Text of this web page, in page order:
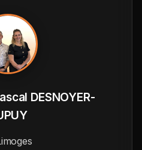
DESNOYER-